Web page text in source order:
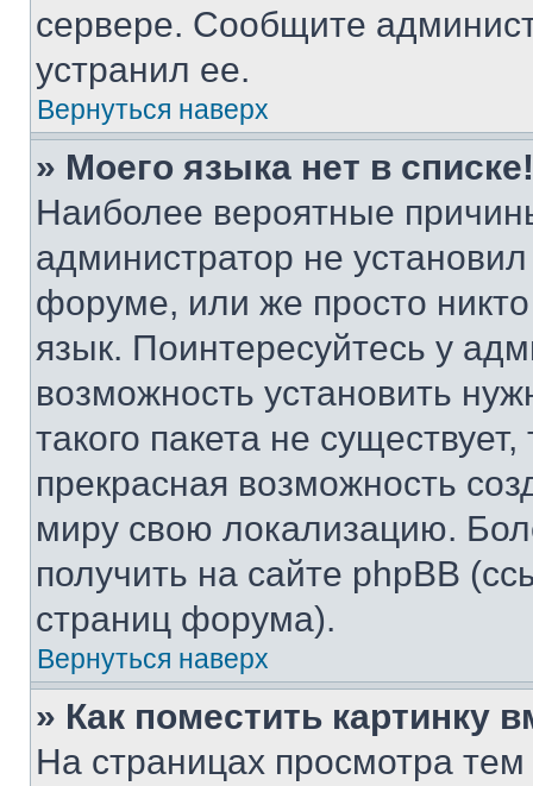
сервере. Сообщите
устранил ее.
Вернуться наверх
» Моего языка нет в списке!
Наиболее вероятные
администратор не
форуме, или же просто
язык. Поинтересуйтесь у
возможность установить
такого пакета не
прекрасная возможность
миру свою локализацию.
получить на сайте phpBB
страниц форума).
Вернуться наверх
» Как поместить картинку
На страницах просмотра